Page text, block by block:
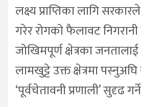
लक्ष्य प्राप्तिका लागि
गरेर रोगको फैलावट
जोखिमपूर्ण क्षेत्रका
लामखुट्टे उक्त क्षेत्रमा
‘पूर्वचेतावनी प्रणाली’ सुदृढ